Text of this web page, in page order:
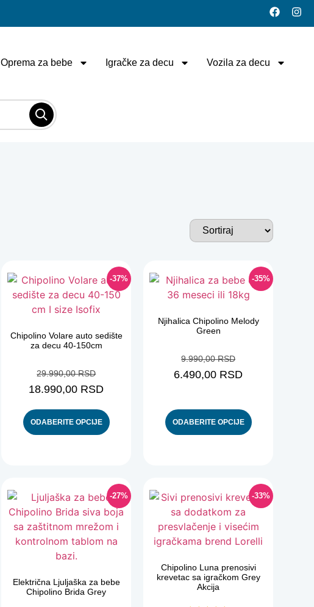
Oprema za bebe Igračke za decu Vozila za decu
-37%
Chipolino Volare auto sedište
za decu 40-150cm
29.990,00RSD
18.990,00 RSD
ODABERITE OPCIJE
-35%
Njihalica Chipolino Melody
Green
9.990,00RSD
6.490,00 RSD
ODABERITE OPCIJE
-27%
Električna Ljuljaška za bebe
Chipolino Brida Grey
-33%
Chipolino Luna prenosivi
krevetac sa igračkom Grey
Akcija